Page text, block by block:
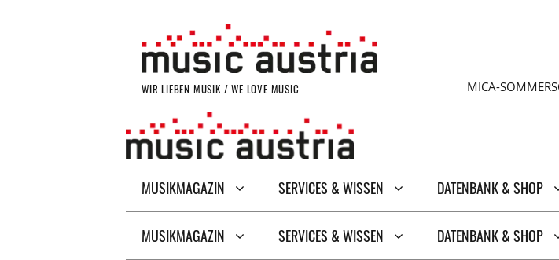
WIR LIEBEN MUSIK / WE LOVE MUSIC MICA-
MUSIKMAGAZIN SERVICES & WISSEN DATENBANK & SHOP
MUSIKMAGAZIN SERVICES & WISSEN DATENBANK & SHOP